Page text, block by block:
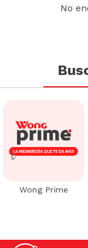
No
Wong Prime